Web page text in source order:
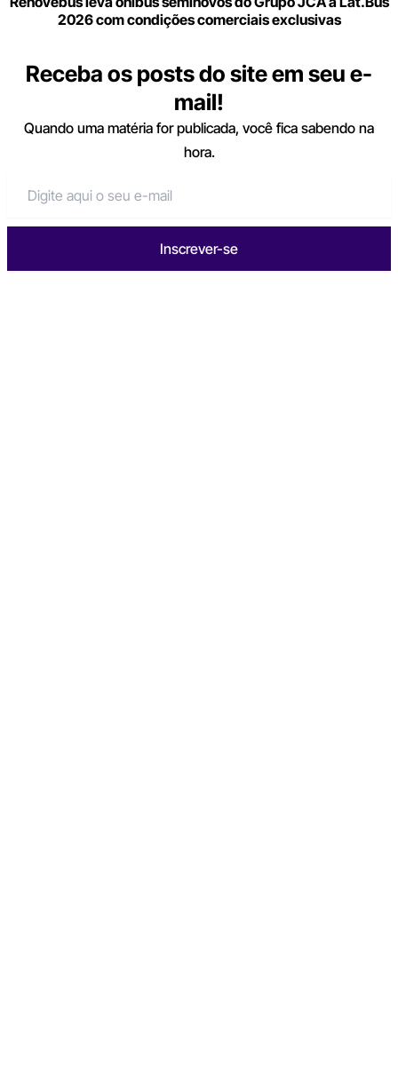
2026 com condições comerciais exclusivas
Receba os posts do site em seu e-
mail!
Quando uma matéria for publicada, você fica sabendo na
hora.
Inscrever-se